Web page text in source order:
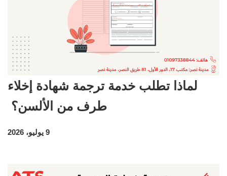
لماذا تطلب خدمة ترجمة شهادة إخلاء
طرف من الألسن؟
9 يوليو، 2026